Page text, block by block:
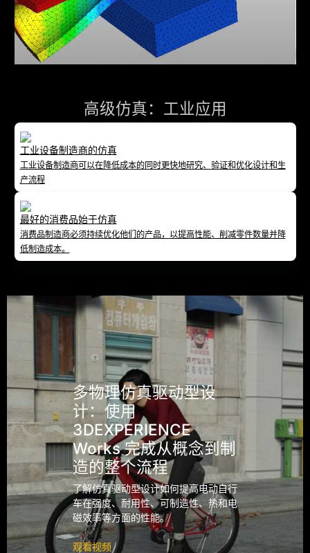
高级仿真：工业应用
工业设备制造商的仿真
工业设备制造商可以在降低成本的同时更快地研究、验证和优化设计和生
产流程
最好的消费品始于仿真
消费品制造商必须持续优化他们的产品，以提高性能、削减零件数量并降
低制造成本。
多物理仿真驱动型设
计：使用
3DEXPERIENCE
Works 完成从概念到制
造的整个流程
了解仿真驱动型设计如何提高电动自行
车在强度、耐用性、可制造性、热和电
磁效率等方面的性能。
观看视频